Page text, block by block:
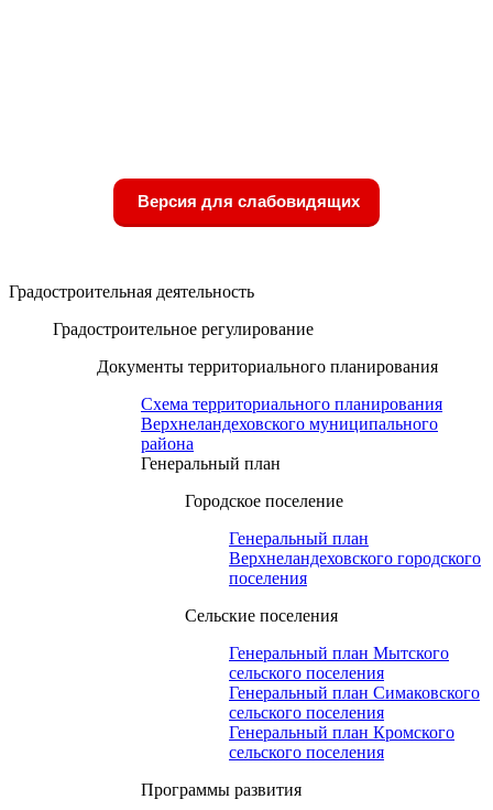
Версия для слабовидящих
Градостроительная деятельность
Градостроительное регулирование
Документы территориального планирования
Схема территориального планирования
Верхнеландеховского муниципального
района
Генеральный план
Городское поселение
Генеральный план
Верхнеландеховского городского
поселения
Сельские поселения
Генеральный план Мытского
сельского поселения
Генеральный план Симаковского
сельского поселения
Генеральный план Кромского
сельского поселения
Программы развития